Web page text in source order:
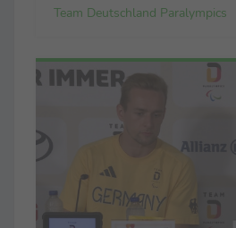
Team Deutschland Paralympics